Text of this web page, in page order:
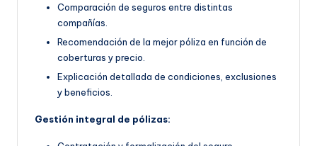
Comparación de seguros entre distintas
compañías.
Recomendación de la mejor póliza en función de
coberturas y precio.
Explicación detallada de condiciones, exclusiones
y beneficios.
Gestión integral de pólizas: